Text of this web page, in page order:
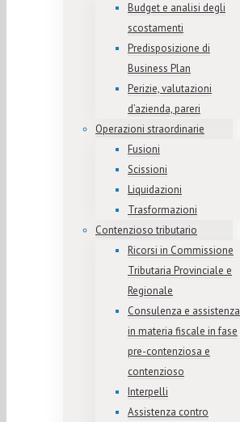
Budget e analisi degli
scostamenti
Predisposizione di
Business Plan
Perizie, valutazioni
d’azienda, pareri
Operazioni straordinarie
Fusioni
Scissioni
Liquidazioni
Trasformazioni
Contenzioso tributario
Ricorsi in Commissione
Tributaria Provinciale e
Regionale
Consulenza e assistenza
in materia fiscale in fase
pre-contenziosa e
contenzioso
Interpelli
Assistenza contro